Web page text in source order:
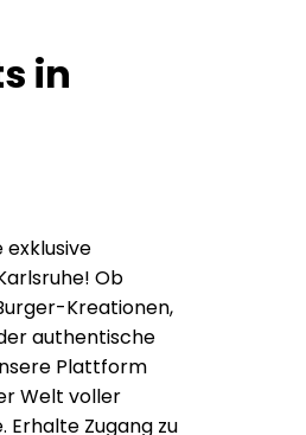
in
Ob
Kreationen,
authentische
Plattform
Welt voller
Erhalte Zugang zu